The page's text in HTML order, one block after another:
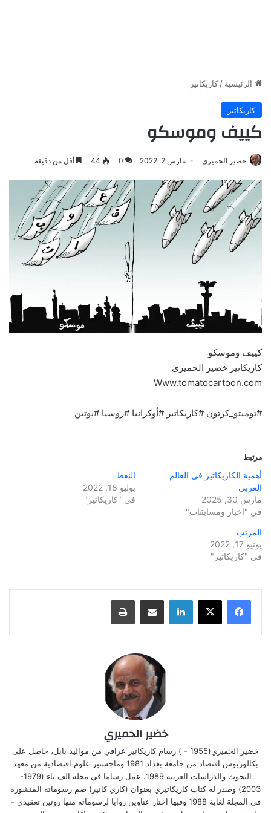
الرئيسية / كاريكاتير
كاريكاتير
كييف وموسكو
خضير الحميري مارس 2, 2022 0
44 أقل من دقيقة
كييف وموسكو
كاريكاتير خضير الحميري
Www.tomatocartoon.com
#توميتو_كرتون #كاريكاتير #أوكرانيا #روسيا #بوتين
مرتبط
أهمية الكاريكاتير في العالم
العربي
مارس 30, 2025
في "اخبار ومسابقات"
النفط
يوليو 18, 2022
في "كاريكاتير"
المرتب
يونيو 17, 2022
في "كاريكاتير"
لينكدإن مشاركة عبر البريد طباعة
خضير الحميري
خضير الحميري(1955 - ) رسام كاريكاتير عراقي من مواليد بابل، حاصل على
بكالوريوس اقتصاد من جامعة بغداد 1981 وماجستير علوم اقتصادية من معهد
البحوث والدراسات العربية 1989. عمل رساما في مجلة الف باء (1979-
2003) وصدر له كتاب كاريكاتيري بعنوان (كاري كاتير) ضم رسوماته المنشورة
في المجلة لغاية 1988 وفيها اختار عناوين زوايا لرسوماته منها روتين تعقيدي -